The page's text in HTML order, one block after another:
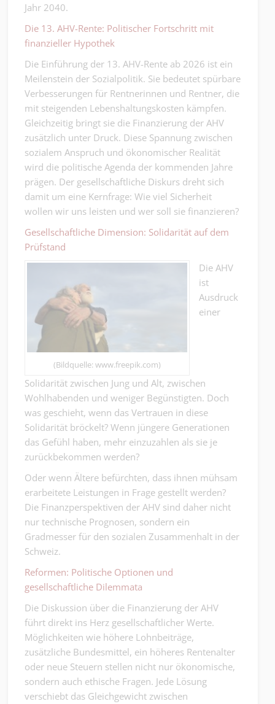
Jahr 2040.
Die 13. AHV-Rente: Politischer Fortschritt mit
finanzieller Hypothek
Die Einführung der 13. AHV-Rente ab 2026 ist ein
Meilenstein der Sozialpolitik. Sie bedeutet spürbare
Verbesserungen für Rentnerinnen und Rentner, die
mit steigenden Lebenshaltungskosten kämpfen.
Gleichzeitig bringt sie die Finanzierung der AHV
zusätzlich unter Druck. Diese Spannung zwischen
sozialem Anspruch und ökonomischer Realität
wird die politische Agenda der kommenden Jahre
prägen. Der gesellschaftliche Diskurs dreht sich
damit um eine Kernfrage: Wie viel Sicherheit
wollen wir uns leisten und wer soll sie finanzieren?
Gesellschaftliche Dimension: Solidarität auf dem
Prüfstand
(Bildquelle: www.freepik.com)
Die AHV
ist
Ausdruck
einer
Solidarität zwischen Jung und Alt, zwischen
Wohlhabenden und weniger Begünstigten. Doch
was geschieht, wenn das Vertrauen in diese
Solidarität bröckelt? Wenn jüngere Generationen
das Gefühl haben, mehr einzuzahlen als sie je
zurückbekommen werden?
Oder wenn Ältere befürchten, dass ihnen mühsam
erarbeitete Leistungen in Frage gestellt werden?
Die Finanzperspektiven der AHV sind daher nicht
nur technische Prognosen, sondern ein
Gradmesser für den sozialen Zusammenhalt in der
Schweiz.
Reformen: Politische Optionen und
gesellschaftliche Dilemmata
Die Diskussion über die Finanzierung der AHV
führt direkt ins Herz gesellschaftlicher Werte.
Möglichkeiten wie höhere Lohnbeiträge,
zusätzliche Bundesmittel, ein höheres Rentenalter
oder neue Steuern stellen nicht nur ökonomische,
sondern auch ethische Fragen. Jede Lösung
verschiebt das Gleichgewicht zwischen